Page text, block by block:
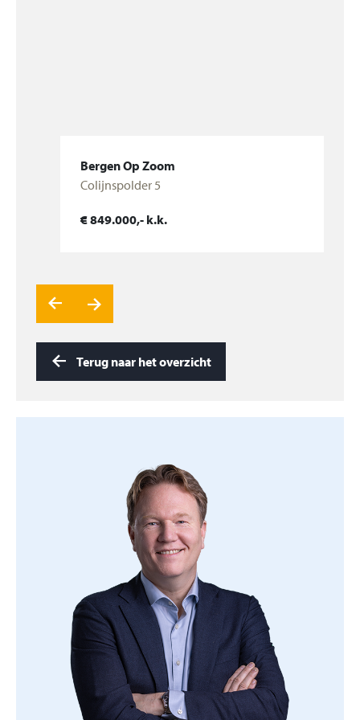
eigen huis verkopen? Dan helpen wij je graag! Neem
dan contact op voor een oriënterend verkoopgesprek
Bekijk woning
Bergen Op Zoom
Colijnspolder 5
€ 849.000,- k.k.
Terug naar het overzicht